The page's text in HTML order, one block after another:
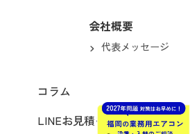
会社概要
代表メッセージ
コラム
LINEお見積もり